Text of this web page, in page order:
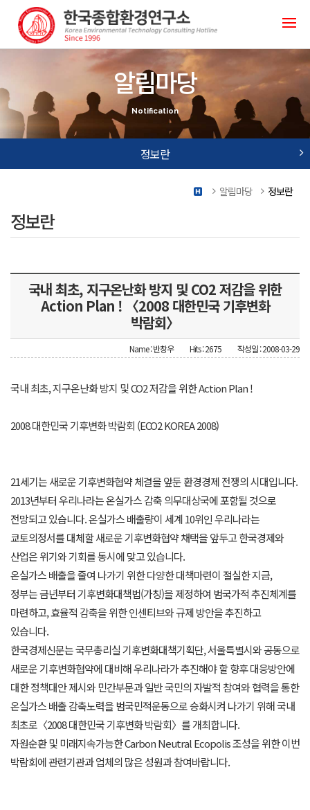
알림마당
Notification
정보란
사진첩
정보란
알림마당 정보란
정보란
국내 최초, 지구온난화 방지 및 CO2 저감을 위한
Action Plan ! 〈2008 대한민국 기후변화
박람회〉
Name : 반창우 Hits : 2675 작성일 : 2008-03-29
국내 최초, 지구온난화 방지 및 CO2 저감을 위한 Action Plan !
2008 대한민국 기후변화 박람회 (ECO2 KOREA 2008)
21세기는 새로운 기후변화협약 체결을 앞둔 환경경제 전쟁의 시대입니다.
2013년부터 우리나라는 온실가스 감축 의무대상국에 포함될 것으로
전망되고 있습니다. 온실가스 배출량이 세계 10위인 우리나라는
쿄토의정서를 대체할 새로운 기후변화협약 채택을 앞두고 한국경제와
산업은 위기와 기회를 동시에 맞고 있습니다.
온실가스 배출을 줄여 나가기 위한 다양한 대책마련이 절실한 지금,
정부는 금년부터 기후변화대책법(가칭)을 제정하여 범국가적 추진체계를
마련하고, 효율적 감축을 위한 인센티브와 규제 방안을 추진하고
있습니다.
한국경제신문는 국무총리실 기후변화대책기획단, 서울특별시와 공동으로
새로운 기후변화협약에 대비해 우리나라가 추진해야 할 향후 대응방안에
대한 정책대안 제시와 민간부문과 일반 국민의 자발적 참여와 협력을 통한
온실가스 배출 감축노력을 범국민적운동으로 승화시켜 나가기 위해 국내
최초로〈2008 대한민국 기후변화 박람회〉를 개최합니다.
자원순환 및 미래지속가능한 Carbon Neutral Ecopolis 조성을 위한 이번
박람회에 관련기관과 업체의 많은 성원과 참여바랍니다.